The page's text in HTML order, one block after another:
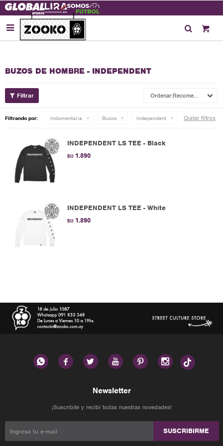

BUZOS DE HOMBRE - INDEPENDENT
Recomendados
Filtrando por: Indumentaria Buzos Independent Quitar filtros
INDEPENDENT LS TEE - Black
$U 1.890
INDEPENDENT LS TEE - White
$U 1.890
     
Newsletter
¡Suscribite y recibí todas nuestras novedades!
SUSCRIBIRME